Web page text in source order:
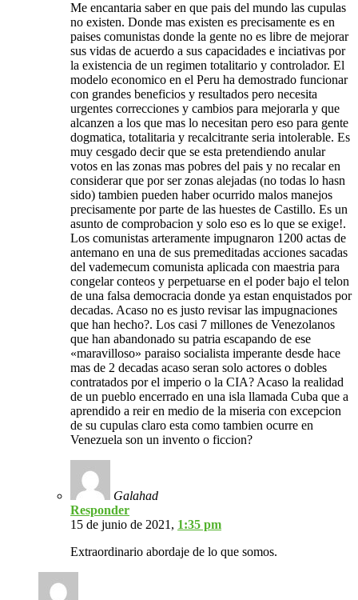
Me encantaria saber en que pais del mundo las cupulas
no existen. Donde mas existen es precisamente es en
paises comunistas donde la gente no es libre de mejorar
sus vidas de acuerdo a sus capacidades e inciativas por
la existencia de un regimen totalitario y controlador. El
modelo economico en el Peru ha demostrado funcionar
con grandes beneficios y resultados pero necesita
urgentes correcciones y cambios para mejorarla y que
alcanzen a los que mas lo necesitan pero eso para gente
dogmatica, totalitaria y recalcitrante seria intolerable. Es
muy cesgado decir que se esta pretendiendo anular
votos en las zonas mas pobres del pais y no recalar en
considerar que por ser zonas alejadas (no todas lo hasn
sido) tambien pueden haber ocurrido malos manejos
precisamente por parte de las huestes de Castillo. Es un
asunto de comprobacion y solo eso es lo que se exige!.
Los comunistas arteramente impugnaron 1200 actas de
antemano en una de sus premeditadas acciones sacadas
del vademecum comunista aplicada con maestria para
congelar conteos y perpetuarse en el poder bajo el telon
de una falsa democracia donde ya estan enquistados por
decadas. Acaso no es justo revisar las impugnaciones
que han hecho?. Los casi 7 millones de Venezolanos
que han abandonado su patria escapando de ese
«maravilloso» paraiso socialista imperante desde hace
mas de 2 decadas acaso seran solo actores o dobles
contratados por el imperio o la CIA? Acaso la realidad
de un pueblo encerrado en una isla llamada Cuba que a
aprendido a reir en medio de la miseria con excepcion
de su cupulas claro esta como tambien ocurre en
Venezuela son un invento o ficcion?
Galahad
Responder
15 de junio de 2021, 1:35 pm
Extraordinario abordaje de lo que somos.